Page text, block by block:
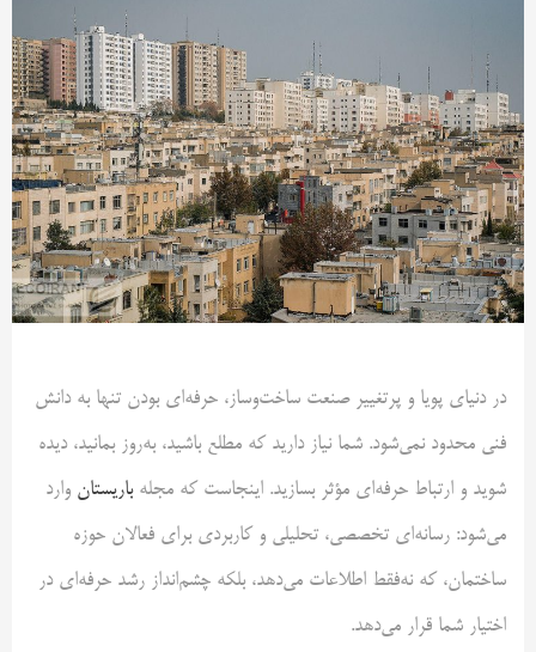
در دنیای پویا و پرتغییر صنعت ساخت‌وساز، حرفه‌ای بودن تنها به دانش
فنی محدود نمی‌شود. شما نیاز دارید که مطلع باشید، به‌روز بمانید، دیده
شوید و ارتباط حرفه‌ای مؤثر بسازید. اینجاست که مجله باریستان وارد
می‌شود: رسانه‌ای تخصصی، تحلیلی و کاربردی برای فعالان حوزه
ساختمان، که نه‌فقط اطلاعات می‌دهد، بلکه چشم‌انداز رشد حرفه‌ای در
اختیار شما قرار می‌دهد.